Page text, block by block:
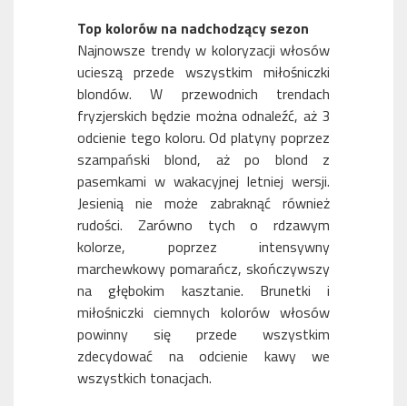
Top kolorów na nadchodzący sezon
Najnowsze trendy w koloryzacji włosów
ucieszą przede wszystkim miłośniczki
blondów. W przewodnich trendach
fryzjerskich będzie można odnaleźć, aż 3
odcienie tego koloru. Od platyny poprzez
szampański blond, aż po blond z
pasemkami w wakacyjnej letniej wersji.
Jesienią nie może zabraknąć również
rudości. Zarówno tych o rdzawym
kolorze, poprzez intensywny
marchewkowy pomarańcz, skończywszy
na głębokim kasztanie. Brunetki i
miłośniczki ciemnych kolorów włosów
powinny się przede wszystkim
zdecydować na odcienie kawy we
wszystkich tonacjach.